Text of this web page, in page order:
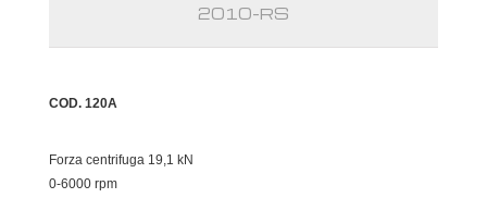
2010-RS
COD. 120A
Forza centrifuga 19,1 kN
0-6000 rpm